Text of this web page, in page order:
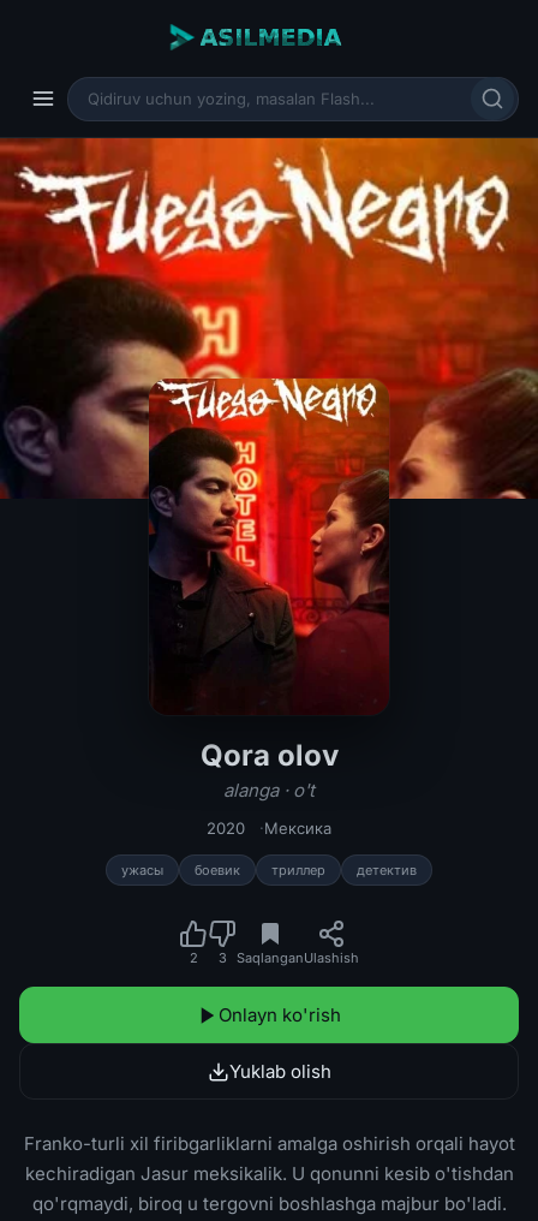
Qora olov
Qora olov / alanga / o't Uzbek
alanga · o't
2020 Мексика
ужасы боевик триллер детектив
2 3 SaqlanganUlashish
Onlayn ko'rish
Yuklab olish
Franko-turli xil firibgarliklarni amalga oshirish orqali hayot
kechiradigan Jasur meksikalik. U qonunni kesib o'tishdan
qo'rqmaydi, biroq u tergovni boshlashga majbur bo'ladi.